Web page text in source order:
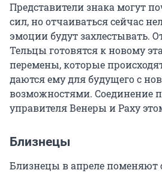
Представители знака могут
сил, но отчаиваться сейчас
эмоции будут захлестывать.
Тельцы готовятся к новому
перемены, которые
даются ему для будущего с
возможностями. Соединение
управителя Венеры и Раху
Близнецы
Близнецы в апреле поменяют